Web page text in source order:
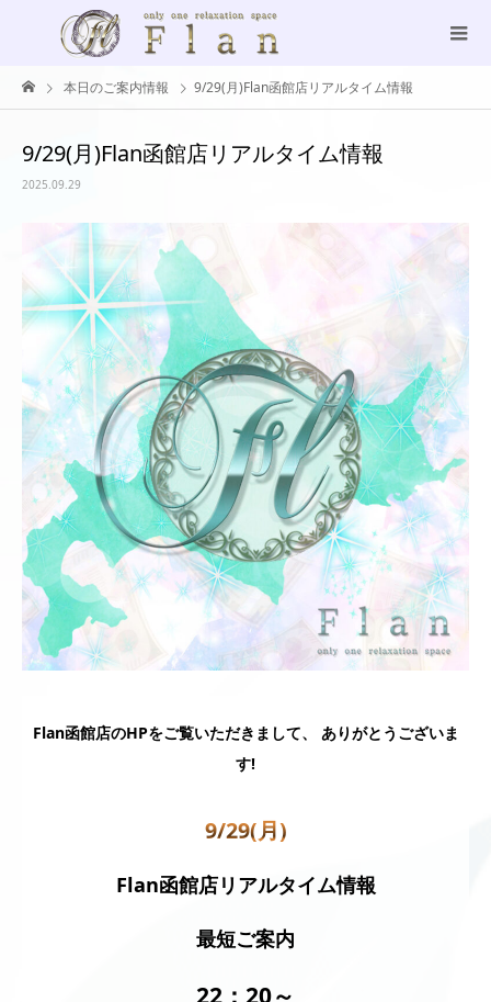
本日のご案内情報 9/29(月)Flan函館店リアルタイム情報
9/29(月)Flan函館店リアルタイム情報
2025.09.29
Flan函館店のHPをご覧いただきまして、 ありがとうございま
す!
9/29(月)
Flan函館店リアルタイム情報
最短ご案内
22 ：20～